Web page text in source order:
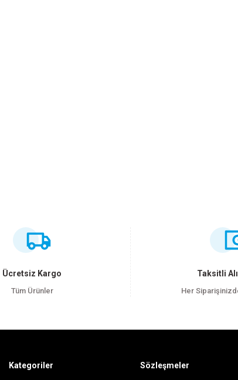
Ücretsiz Kargo
Tüm Ürünler
Taksitli
Her
Kategoriler Sözleşmeler